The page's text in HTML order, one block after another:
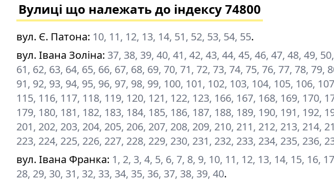
Вулиці що належать до індексу 74800
вул. Є. Патона: 10, 11, 12, 13, 14, 51, 52, 53, 54, 55.
вул. Івана Золіна: 37, 38, 39, 40, 41, 42, 43, 44, 45, 46, 47, 48, 49,
61, 62, 63, 64, 65, 66, 67, 68, 69, 70, 71, 72, 73, 74, 75, 76, 77, 78, 79,
91, 92, 93, 94, 95, 96, 97, 98, 99, 100, 101, 102, 103, 104, 105, 106,
115, 116, 117, 118, 119, 120, 121, 122, 123, 166, 167, 168, 169, 170,
179, 180, 181, 182, 183, 184, 185, 186, 187, 188, 189, 190, 191, 192,
201, 202, 203, 204, 205, 206, 207, 208, 209, 210, 211, 212, 213, 214,
223, 224, 225, 226, 227, 228, 229, 230, 231, 232, 233, 234, 235, 236,
вул. Івана Франка: 1, 2, 3, 4, 5, 6, 7, 8, 9, 10, 11, 12, 13, 14, 15, 16,
28, 29, 30, 31, 32, 33, 34, 35, 36, 37, 38, 39, 40.